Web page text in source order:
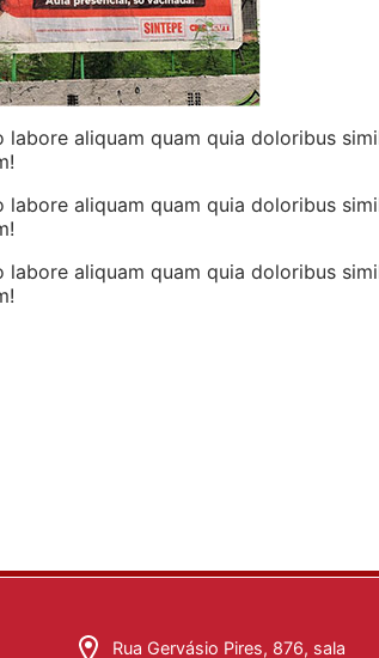
aliquam quam quia doloribus
aliquam quam quia doloribus
aliquam quam quia doloribus
Rua Gervásio Pires, 876, sala